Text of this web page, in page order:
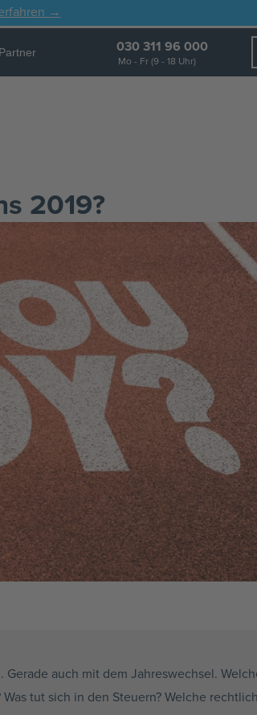
→
Partner 030 311 96 000
Mo - Fr (9 - 18 Uhr)
2019?
auch mit dem Jahreswechsel.
tut sich in den Steuern? Welche